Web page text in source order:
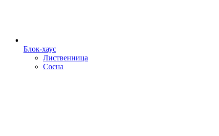
Блок-хаус
Лиственница
Сосна